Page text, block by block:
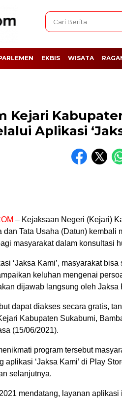
EKBIS WISATA
Kejari
Aplikasi
– Kejaksaan Negeri (Kejari)
dan Tata Usaha (Datun) kembali
masyarakat dalam konsultasi
‘Jaksa Kami’, masyarakat bisa
keluhan mengenai
dijawab langsung oleh Jaksa
dapat diakses secara gratis,
Kabupaten Sukabumi,
(15/06/2021).
program tersebut
aplikasi ‘Jaksa Kami’ di Play
selanjutnya.
mendatang, layanan aplikasi